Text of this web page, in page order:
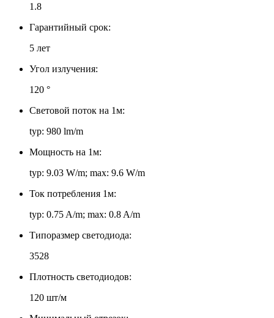
1.8
Гарантийный срок:
5 лет
Угол излучения:
120 °
Световой поток на 1м:
typ: 980 lm/m
Мощность на 1м:
typ: 9.03 W/m; max: 9.6 W/m
Ток потребления 1м:
typ: 0.75 A/m; max: 0.8 A/m
Типоразмер светодиода:
3528
Плотность светодиодов:
120 шт/м